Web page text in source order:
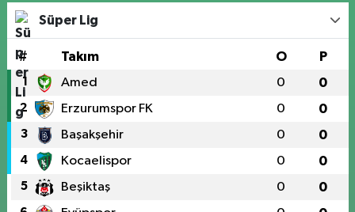
Süper Lig
# Takım O P
1 Amed 0 0
2 Erzurumspor FK 0 0
3 Başakşehir 0 0
4 Kocaelispor 0 0
5 Beşiktaş 0 0